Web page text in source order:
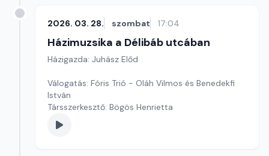
2026. 03. 28. szombat 17:04
Házimuzsika a Délibáb utcában
Házigazda: Juhász Előd
Válogatás: Fóris Trió - Oláh Vilmos és Benedekfi
István
Társszerkesztő: Bögös Henrietta